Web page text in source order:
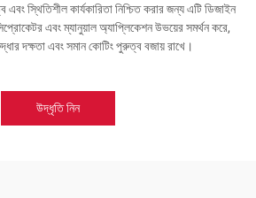
এবং স্থিতিশীল কার্যকারিতা নিশ্চিত করার জন্য এটি ডিজাইন
এবং ম্যানুয়াল অ্যাপ্লিকেশন উভয়ের সমর্থন করে,
দক্ষতা এবং সমান কোটিং পুরুত্ব বজায় রাখে।
উদ্ধৃতি নিন